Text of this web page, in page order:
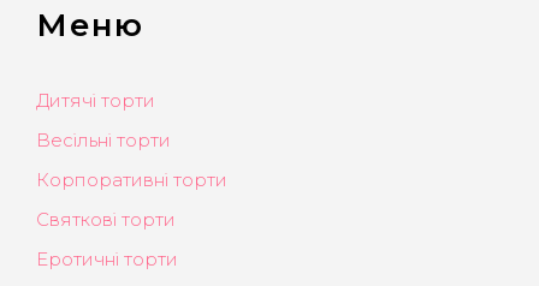
Меню
Дитячі торти
Весільні торти
Корпоративні торти
Святкові торти
Еротичні торти